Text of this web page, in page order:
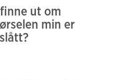
ut om
min er